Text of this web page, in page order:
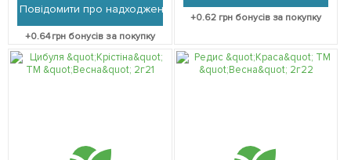
Повідомити про надходження
+0.64грн бонусів за покупку
+0.62грн бонусів за покупку